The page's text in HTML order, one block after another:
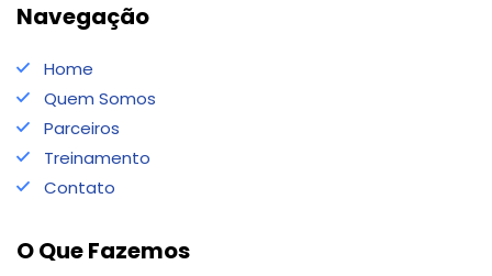
Navegação
Home
Quem Somos
Parceiros
Treinamento
Contato
O Que Fazemos